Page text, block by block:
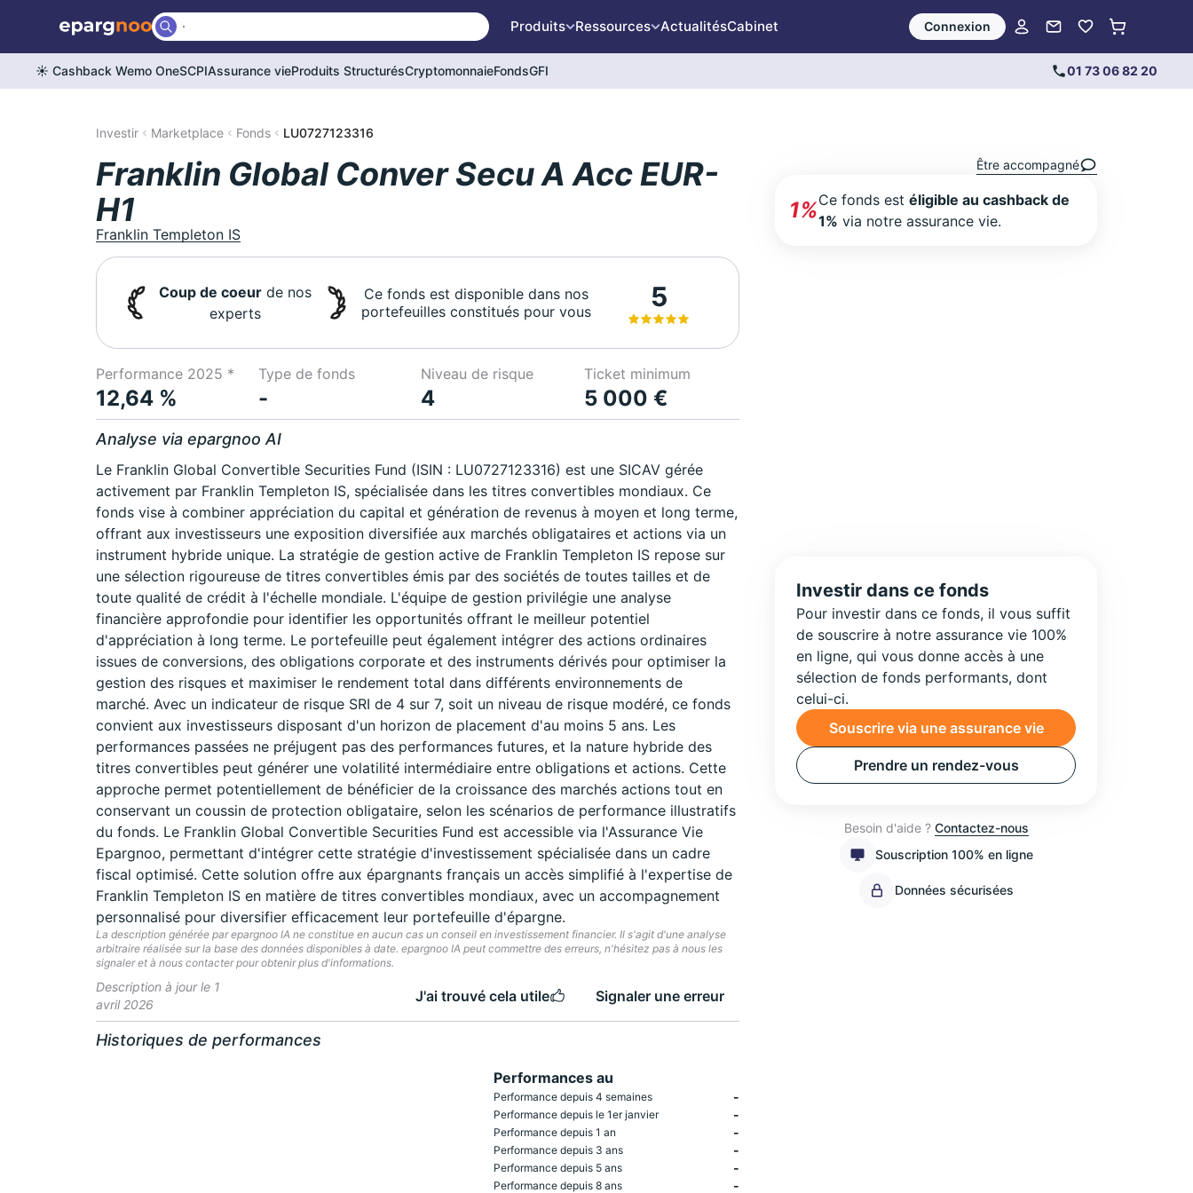
Produits Ressources ActualitésCabinet Connexion
☀️ Cashback Wemo OneSCPIAssurance vieProduits StructurésCryptomonnaieFondsGFI 01 73 06 82 20
Investir Marketplace Fonds LU0727123316
Franklin Global Conver Secu A Acc EUR-
H1
Franklin Templeton IS
Coup de coeurde nos
experts
Ce fonds est disponible dans nos
portefeuilles constitués pour vous
5
Performance 2025 *
12,64 %
Type de fonds
-
Niveau de risque
4
Ticket minimum
5 000 €
Analyse via epargnoo AI
Le Franklin Global Convertible Securities Fund (ISIN : LU0727123316) est une SICAV gérée
activement par Franklin Templeton IS, spécialisée dans les titres convertibles mondiaux. Ce
fonds vise à combiner appréciation du capital et génération de revenus à moyen et long terme,
offrant aux investisseurs une exposition diversifiée aux marchés obligataires et actions via un
instrument hybride unique. La stratégie de gestion active de Franklin Templeton IS repose sur
une sélection rigoureuse de titres convertibles émis par des sociétés de toutes tailles et de
toute qualité de crédit à l'échelle mondiale. L'équipe de gestion privilégie une analyse
financière approfondie pour identifier les opportunités offrant le meilleur potentiel
d'appréciation à long terme. Le portefeuille peut également intégrer des actions ordinaires
issues de conversions, des obligations corporate et des instruments dérivés pour optimiser la
gestion des risques et maximiser le rendement total dans différents environnements de
marché. Avec un indicateur de risque SRI de 4 sur 7, soit un niveau de risque modéré, ce fonds
convient aux investisseurs disposant d'un horizon de placement d'au moins 5 ans. Les
performances passées ne préjugent pas des performances futures, et la nature hybride des
titres convertibles peut générer une volatilité intermédiaire entre obligations et actions. Cette
approche permet potentiellement de bénéficier de la croissance des marchés actions tout en
conservant un coussin de protection obligataire, selon les scénarios de performance illustratifs
du fonds. Le Franklin Global Convertible Securities Fund est accessible via l'Assurance Vie
Epargnoo, permettant d'intégrer cette stratégie d'investissement spécialisée dans un cadre
fiscal optimisé. Cette solution offre aux épargnants français un accès simplifié à l'expertise de
Franklin Templeton IS en matière de titres convertibles mondiaux, avec un accompagnement
personnalisé pour diversifier efficacement leur portefeuille d'épargne.
La description générée par epargnoo IA ne constitue en aucun cas un conseil en investissement financier. Il s'agit d'une analyse
arbitraire réalisée sur la base des données disponibles à date. epargnoo IA peut commettre des erreurs, n'hésitez pas à nous les
signaler et à nous contacter pour obtenir plus d'informations.
Description à jour le 1
avril 2026
J'ai trouvé cela utile Signaler une erreur
Historiques de performances
Performances au
Performance depuis 4 semaines -
Performance depuis le 1er janvier -
Performance depuis 1 an -
Performance depuis 3 ans -
Performance depuis 5 ans -
Performance depuis 8 ans -
Être accompagné
1%Ce fonds estéligible au cashback de
1% via notre assurance vie.
Investir dans ce fonds
Pour investir dans ce fonds, il vous suffit
de souscrire à notre assurance vie 100%
en ligne, qui vous donne accès à une
sélection de fonds performants, dont
celui-ci.
Souscrire via une assurance vie
Prendre un rendez-vous
Besoin d'aide ? Contactez-nous
Souscription 100% en ligne
Données sécurisées